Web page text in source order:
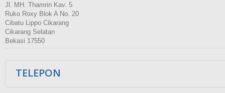
Jl. MH. Thamrin Kav. 5
Ruko Roxy Blok A No. 20
Cibatu Lippo Cikarang
Cikarang Selatan
Bekasi 17550
TELEPON